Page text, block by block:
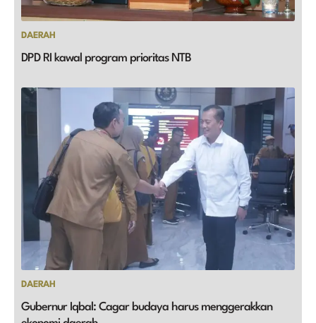
DAERAH
DPD RI kawal program prioritas NTB
DAERAH
Gubernur Iqbal: Cagar budaya harus menggerakkan